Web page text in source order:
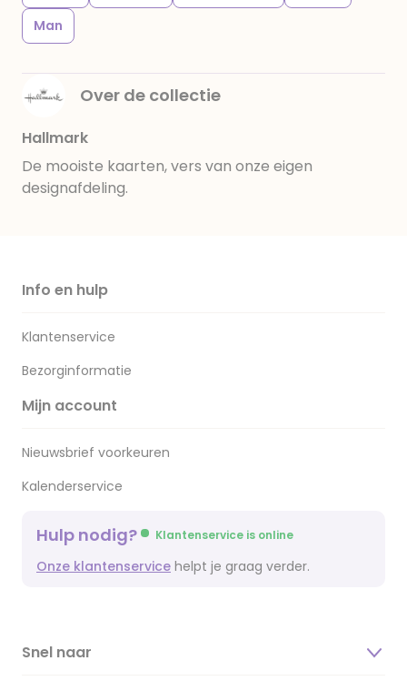
Man
Over de collectie
Hallmark
De mooiste kaarten, vers van onze eigen
designafdeling.
Info en hulp
Klantenservice
Bezorginformatie
Mijn account
Nieuwsbrief voorkeuren
Kalenderservice
Hulp nodig? Klantenservice is online
Onze klantenservice helpt je graag verder.
Snel naar